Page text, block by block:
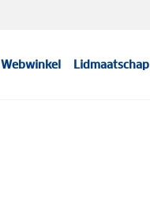
Webwinkel Lidmaatschap